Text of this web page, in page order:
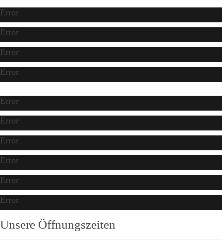
Error
Error
Error
Error
Error
Error
Error
Error
Error
Error
Unsere Öffnungszeiten